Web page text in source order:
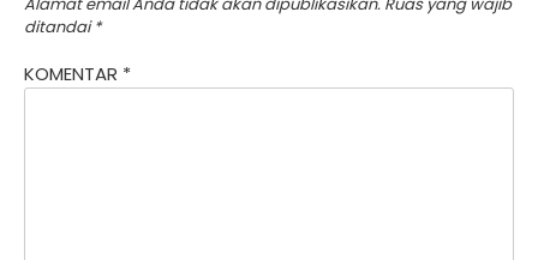
ditandai*
KOMENTAR *